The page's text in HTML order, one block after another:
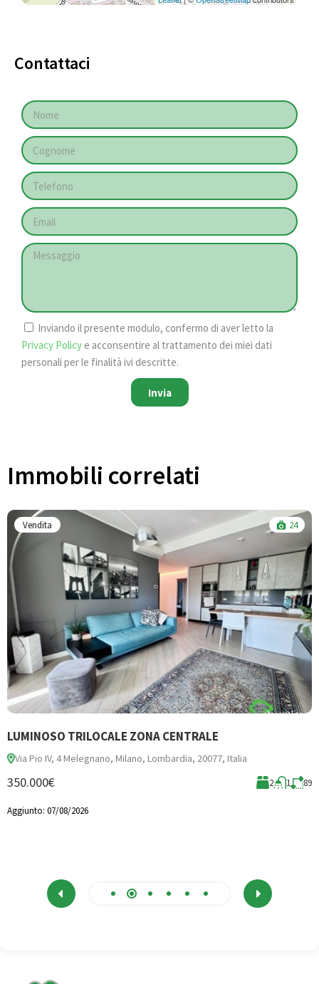
Contattaci
Inviando il presente modulo, confermo di aver letto la
Privacy Policy e acconsentire al trattamento dei miei dati
personali per le finalità ivi descritte.
Invia
Immobili correlati​
Vendita 24
LUMINOSO TRILOCALE ZONA CENTRALE
Via Pio IV, 4 Melegnano, Milano, Lombardia, 20077, Italia
350.000€ 2 1 89
Aggiunto: 07/08/2026